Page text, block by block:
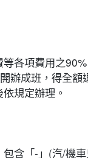
各項費用之
辦成班，得全額
規定辦理。
含「-」(汽/機